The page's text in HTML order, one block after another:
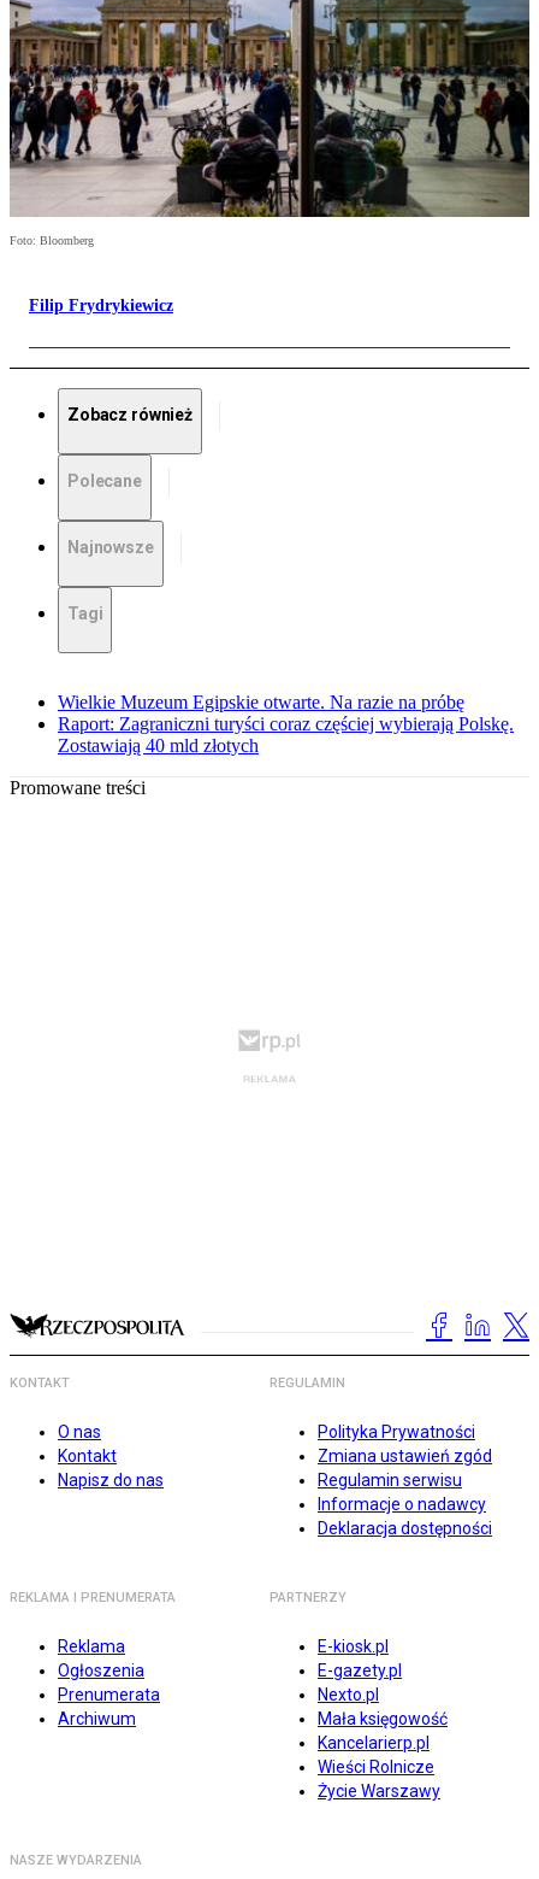
Foto: Bloomberg
Filip Frydrykiewicz
Zobacz również
Polecane
Najnowsze
Tagi
Wielkie Muzeum Egipskie otwarte. Na razie na próbę
Raport: Zagraniczni turyści coraz częściej wybierają Polskę.
Zostawiają 40 mld złotych
Promowane treści
KONTAKT
O nas
Kontakt
Napisz do nas
REGULAMIN
Polityka Prywatności
Zmiana ustawień zgód
Regulamin serwisu
Informacje o nadawcy
Deklaracja dostępności
REKLAMA I PRENUMERATA
Reklama
Ogłoszenia
Prenumerata
Archiwum
PARTNERZY
E-kiosk.pl
E-gazety.pl
Nexto.pl
Mała księgowość
Kancelarierp.pl
Wieści Rolnicze
Życie Warszawy
NASZE WYDARZENIA